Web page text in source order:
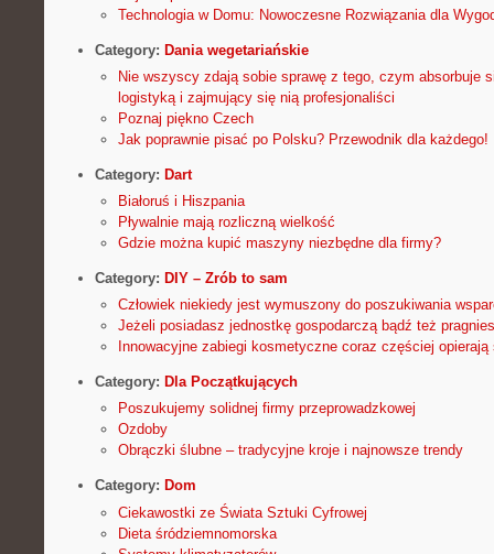
Technologia w Domu: Nowoczesne Rozwiązania dla
Category: Dania wegetariańskie
Nie wszyscy zdają sobie sprawę z tego, czym absorbuje
logistyką i zajmujący się nią profesjonaliści
Poznaj piękno Czech
Jak poprawnie pisać po Polsku? Przewodnik dla każdego!
Category: Dart
Białoruś i Hiszpania
Pływalnie mają rozliczną wielkość
Gdzie można kupić maszyny niezbędne dla firmy?
Category: DIY – Zrób to sam
Człowiek niekiedy jest wymuszony do poszukiwania
Jeżeli posiadasz jednostkę gospodarczą bądź też
Innowacyjne zabiegi kosmetyczne coraz częściej
Category: Dla Początkujących
Poszukujemy solidnej firmy przeprowadzkowej
Ozdoby
Obrączki ślubne – tradycyjne kroje i najnowsze trendy
Category: Dom
Ciekawostki ze Świata Sztuki Cyfrowej
Dieta śródziemnomorska